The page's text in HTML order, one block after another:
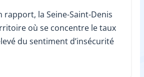
rapport, la Seine-Saint-Denis
où se concentre le taux
du sentiment d’insécurité